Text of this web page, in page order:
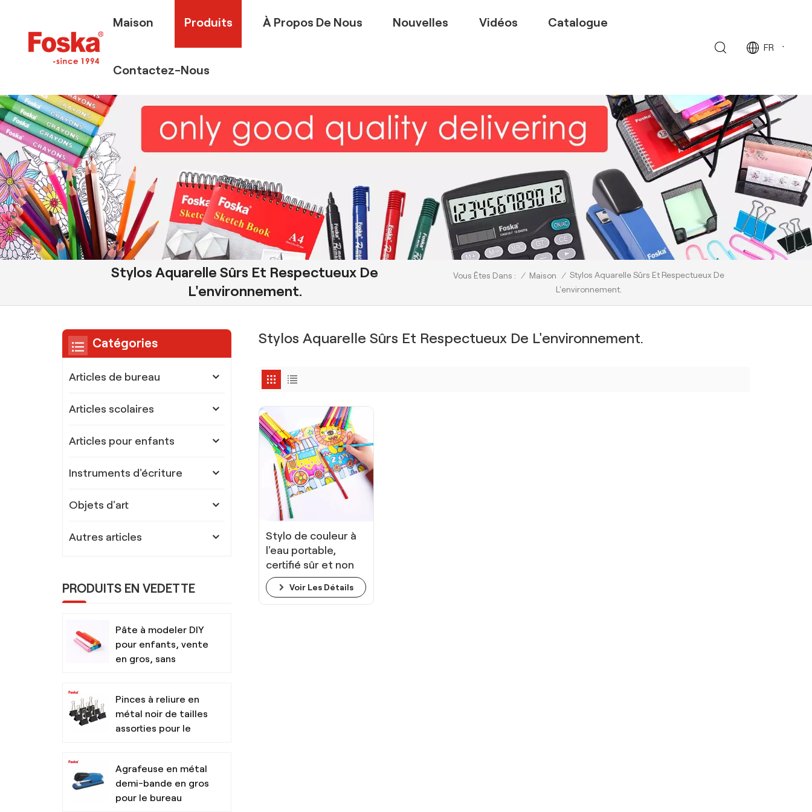
Maison Produits À Propos De Nous Nouvelles Vidéos Catalogue
Contactez-Nous
FR
Stylos Aquarelle Sûrs Et Respectueux De
L'environnement.
Vous Êtes Dans : / Maison / Stylos Aquarelle Sûrs Et Respectueux De
L'environnement.
Stylos Aquarelle Sûrs Et Respectueux De L'environnement.
Stylo de couleur à
l'eau portable,
certifié sûr et non
toxique pour les
enfants
Voir Les Détails
Catégories
Articles de bureau
Articles scolaires
Articles pour enfants
Instruments d'écriture
Objets d'art
Autres articles
PRODUITS EN VEDETTE
Pâte à modeler DIY
pour enfants, vente
en gros, sans
Pinces à reliure en
métal noir de tailles
assorties pour le
Agrafeuse en métal
demi-bande en gros
pour le bureau